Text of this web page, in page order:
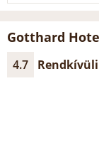
Gotthard
4.7 Rendkívüli